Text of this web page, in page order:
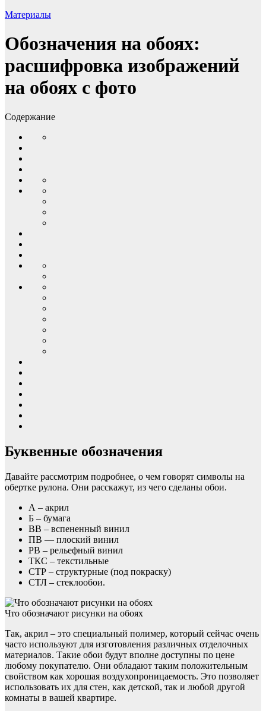
Материалы
Обозначения на обоях:
расшифровка изображений
на обоях с фото
Содержание
Буквенные обозначения
Давайте рассмотрим подробнее, о чем говорят символы на
обертке рулона. Они расскажут, из чего сделаны обои.
А – акрил
Б – бумага
ВВ – вспененный винил
ПВ — плоский винил
РВ – рельефный винил
ТКС – текстильные
СТР – структурные (под покраску)
СТЛ – стеклообои.
Что обозначают рисунки на обоях
Так, акрил – это специальный полимер, который сейчас очень
часто используют для изготовления различных отделочных
материалов. Такие обои будут вполне доступны по цене
любому покупателю. Они обладают таким положительным
свойством как хорошая воздухопроницаемость. Это позволяет
использовать их для стен, как детской, так и любой другой
комнаты в вашей квартире.